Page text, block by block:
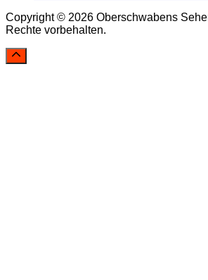
Copyright © 2026 Oberschwabens
Rechte vorbehalten.